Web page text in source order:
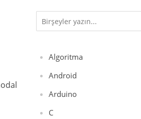
Algoritma
Android
Arduino
C